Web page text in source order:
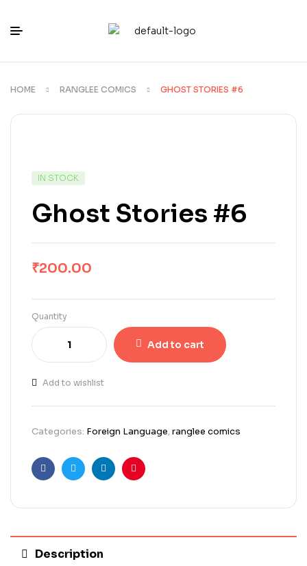
HOME RANGLEE COMICS GHOST STORIES #6
IN STOCK
Ghost Stories #6
₹200.00
Quantity
Add to cart
Add to wishlist
Categories: Foreign Language,ranglee comics
FacebookTwitterLinkedinPinterest
Description